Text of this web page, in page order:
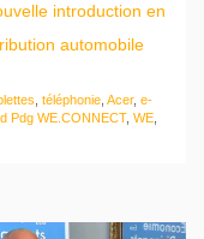
introduction en
automobile
téléphonie Acer, e-
Pdg WE.CONNECT, WE